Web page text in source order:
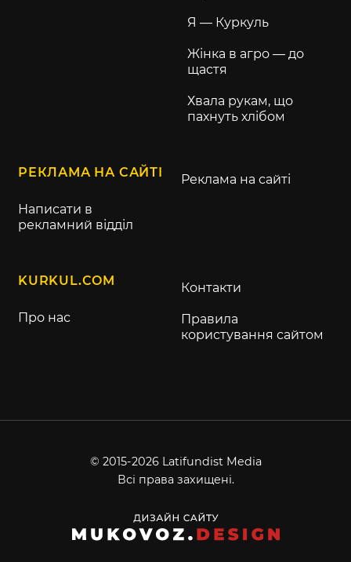
Я — Куркуль
Жінка в агро — до
щастя
Хвала рукам, що
пахнуть хлібом
РЕКЛАМА НА САЙТІ
Написати в
рекламний відділ
Реклама на сайті
KURKUL.COM
Про нас
Контакти
Правила
користування сайтом
© 2015-2026 Latifundist Media
Всі права захищені.